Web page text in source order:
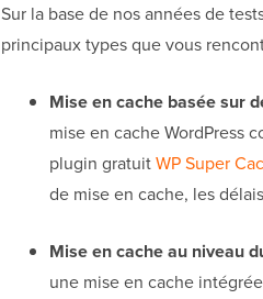
Sur la base de nos années de
principaux types que vous
Mise en cache basée sur
mise en cache WordPress
plugin gratuitWP Super
de mise en cache, les
Mise en cache au niveau
une mise en cache